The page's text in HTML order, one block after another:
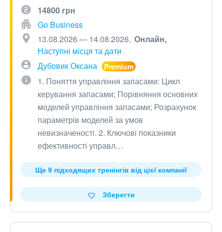
14800 грн
Go Business
13.08.2026 — 14.08.2026 Онлайн
Наступні місця та дати
Дубовик Оксана
1. Поняття управління запасами: Цикл
керування запасами; Порівняння основних
моделей управління запасами; Розрахунок
параметрів моделей за умов
невизначеності. 2. Ключові показники
ефективності управл…
Ще 9 підходящих тренінгів від цієї компанії
Зберегти